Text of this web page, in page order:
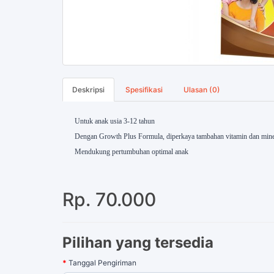
Deskripsi Spesifikasi Ulasan (0)
Untuk anak usia 3-12 tahun
Dengan Growth Plus Formula, diperkaya tambahan vitamin dan
Mendukung pertumbuhan optimal anak
Rp. 70.000
Pilihan yang tersedia
Tanggal Pengiriman